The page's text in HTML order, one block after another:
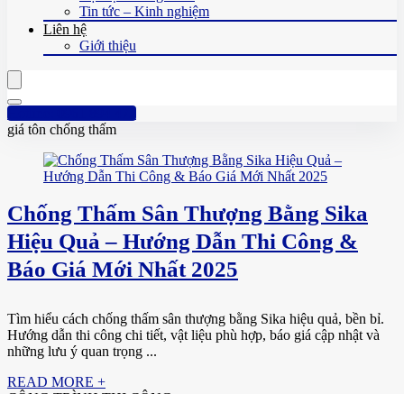
Tin tức – Kinh nghiệm
Liên hệ
Giới thiệu
Hotline: 0961 894 472
giá tôn chống thấm
Chống Thấm Sân Thượng Bằng Sika
Hiệu Quả – Hướng Dẫn Thi Công &
Báo Giá Mới Nhất 2025
Tìm hiểu cách chống thấm sân thượng bằng Sika hiệu quả, bền bỉ.
Hướng dẫn thi công chi tiết, vật liệu phù hợp, báo giá cập nhật và
những lưu ý quan trọng ...
READ MORE +